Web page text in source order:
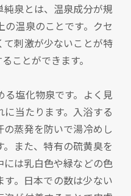
純泉とは、温泉成分が規
温泉のことです。クセ
刺激が少ないことが特
ことができます。
塩化物泉です。よく見
当たります。入浴する
蒸発を防いで湯冷めし
また、特有の硫黄臭を
は乳白色や緑などの色
。日本での数は少ない